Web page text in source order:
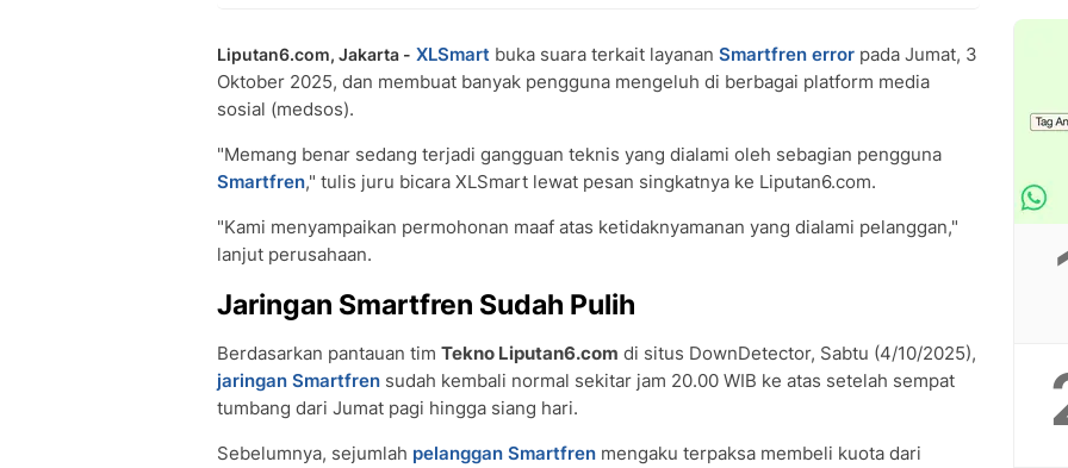
Liputan6.com, Jakarta - XLSmart buka suara terkait layanan Smartfren error pada Jumat, 3
Oktober 2025, dan membuat banyak pengguna mengeluh di berbagai platform media
sosial (medsos).
"Memang benar sedang terjadi gangguan teknis yang dialami oleh sebagian pengguna
Smartfren," tulis juru bicara XLSmart lewat pesan singkatnya ke Liputan6.com.
"Kami menyampaikan permohonan maaf atas ketidaknyamanan yang dialami pelanggan,"
lanjut perusahaan.
Jaringan Smartfren Sudah Pulih
Berdasarkan pantauan tim Tekno Liputan6.com di situs DownDetector, Sabtu (4/10/2025),
jaringan Smartfren sudah kembali normal sekitar jam 20.00 WIB ke atas setelah sempat
tumbang dari Jumat pagi hingga siang hari.
Sebelumnya, sejumlah pelanggan Smartfren mengaku terpaksa membeli kuota dari